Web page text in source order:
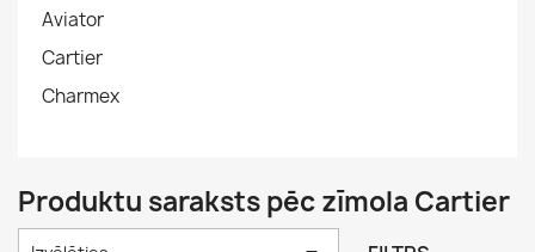
Aviator
Cartier
Charmex
Produktu saraksts pēc zīmola Cartier